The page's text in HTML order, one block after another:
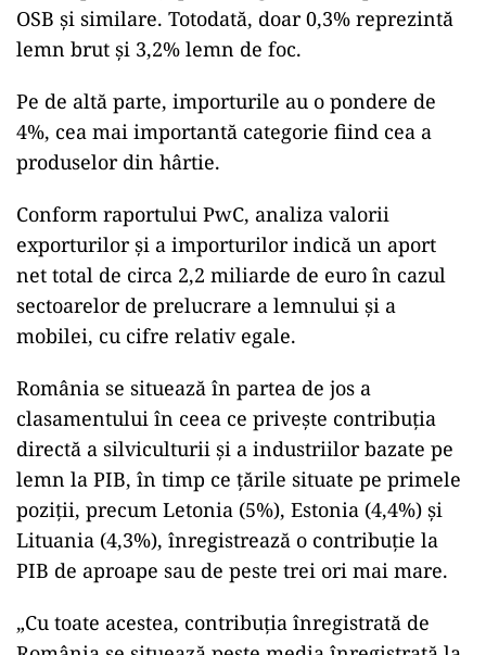
OSB şi similare. Totodată, doar 0,3% reprezintă
lemn brut şi 3,2% lemn de foc.
Pe de altă parte, importurile au o pondere de
4%, cea mai importantă categorie fiind cea a
produselor din hârtie.
Conform raportului PwC, analiza valorii
exporturilor şi a importurilor indică un aport
net total de circa 2,2 miliarde de euro în cazul
sectoarelor de prelucrare a lemnului şi a
mobilei, cu cifre relativ egale.
România se situează în partea de jos a
clasamentului în ceea ce priveşte contribuţia
directă a silviculturii şi a industriilor bazate pe
lemn la PIB, în timp ce ţările situate pe primele
poziţii, precum Letonia (5%), Estonia (4,4%) şi
Lituania (4,3%), înregistrează o contribuţie la
PIB de aproape sau de peste trei ori mai mare.
„Cu toate acestea, contribuţia înregistrată de